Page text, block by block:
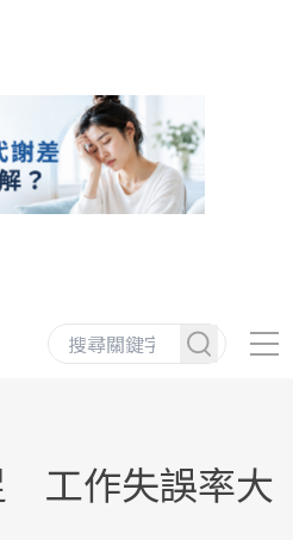
工作失誤率大